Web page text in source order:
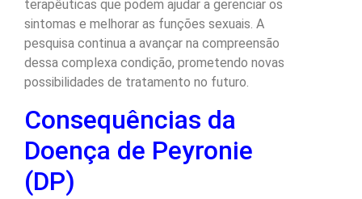
terapêuticas que podem ajudar a gerenciar os
sintomas e melhorar as funções sexuais. A
pesquisa continua a avançar na compreensão
dessa complexa condição, prometendo novas
possibilidades de tratamento no futuro.
Consequências da
Doença de Peyronie
(DP)